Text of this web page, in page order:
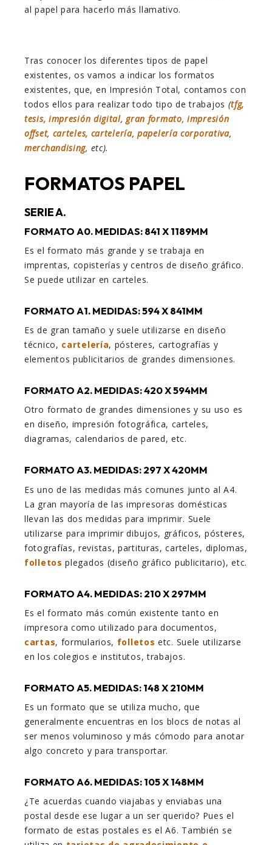
al papel para hacerlo más llamativo.
Tras conocer los diferentes tipos de papel
existentes, os vamos a indicar los formatos
existentes, que, en Impresión Total, contamos con
todos ellos para realizar todo tipo de trabajos (tfg,
tesis, impresión digital,gran formato,impresión
offset, carteles, cartelería,papelería corporativa,
merchandising, etc).
FORMATOS PAPEL
SERIE A.
FORMATO A0. MEDIDAS: 841 X 1189MM
Es el formato más grande y se trabaja en
imprentas, copisterías y centros de diseño gráfico.
Se puede utilizar en carteles.
FORMATO A1. MEDIDAS: 594 X 841MM
Es de gran tamaño y suele utilizarse en diseño
técnico, cartelería, pósteres, cartografías y
elementos publicitarios de grandes dimensiones.
FORMATO A2. MEDIDAS: 420 X 594MM
Otro formato de grandes dimensiones y su uso es
en diseño, impresión fotográfica, carteles,
diagramas, calendarios de pared, etc.
FORMATO A3. MEDIDAS: 297 X 420MM
Es uno de las medidas más comunes junto al A4.
La gran mayoría de las impresoras domésticas
llevan las dos medidas para imprimir. Suele
utilizarse para imprimir dibujos, gráficos, pósteres,
fotografías, revistas, partituras, carteles, diplomas,
folletos plegados (diseño gráfico publicitario), etc.
FORMATO A4. MEDIDAS: 210 X 297MM
Es el formato más común existente tanto en
impresora como utilizado para documentos,
cartas, formularios, folletos etc. Suele utilizarse
en los colegios e institutos, trabajos.
FORMATO A5. MEDIDAS: 148 X 210MM
Es un formato que se utiliza mucho, que
generalmente encuentras en los blocs de notas al
ser menos voluminoso y más cómodo para anotar
algo concreto y para transportar.
FORMATO A6. MEDIDAS: 105 X 148MM
¿Te acuerdas cuando viajabas y enviabas una
postal desde ese lugar a un ser querido? Pues el
formato de estas postales es el A6. También se